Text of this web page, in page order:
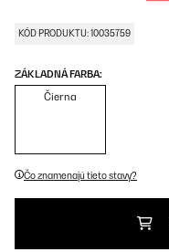
KÓD PRODUKTU: 10035759
ZÁKLADNÁ FARBA:
Čierna
Čo znamenajú tieto stavy?